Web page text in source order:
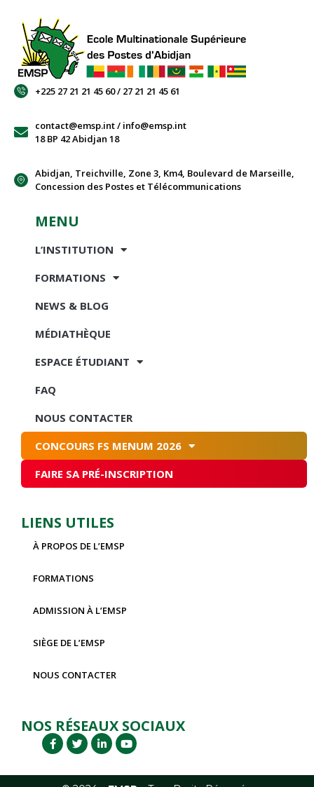
+225 27 21 21 45 60 / 27 21 21 45 61
contact@emsp.int / info@emsp.int
18 BP 42 Abidjan 18
Abidjan, Treichville, Zone 3, Km4, Boulevard de Marseille,
Concession des Postes et Télécommunications
MENU
L’INSTITUTION
FORMATIONS
NEWS & BLOG
MÉDIATHÈQUE
ESPACE ÉTUDIANT
FAQ
NOUS CONTACTER
CONCOURS FS MENUM 2026
FAIRE SA PRÉ-INSCRIPTION
LIENS UTILES
À PROPOS DE L’EMSP
FORMATIONS
ADMISSION À L’EMSP
SIÈGE DE L’EMSP
NOUS CONTACTER
NOS RÉSEAUX SOCIAUX